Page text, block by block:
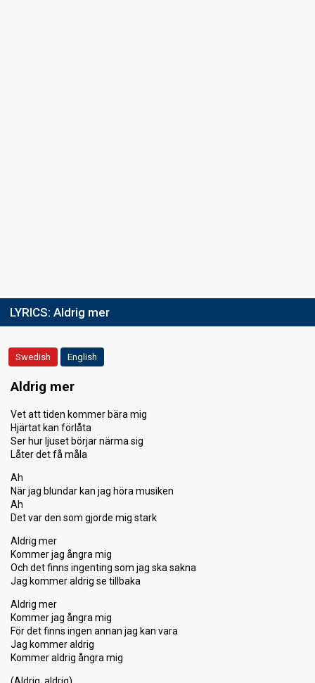
LYRICS: Aldrig mer
Swedish English
Aldrig mer
Vet att tiden kommer bära mig
Hjärtat kan förlåta
Ser hur ljuset börjar närma sig
Låter det få måla
Ah
När jag blundar kan jag höra musiken
Ah
Det var den som gjorde mig stark
Aldrig mer
Kommer jag ångra mig
Och det finns ingenting som jag ska sakna
Jag kommer aldrig se tillbaka
Aldrig mer
Kommer jag ångra mig
För det finns ingen annan jag kan vara
Jag kommer aldrig
Kommer aldrig ångra mig